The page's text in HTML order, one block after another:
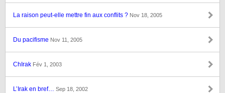
La raison peut-elle mettre fin aux conflits ? Nov 18, 2005
Du pacifisme Nov 11, 2005
ChIrak Fév 1, 2003
L’Irak en bref… Sep 18, 2002